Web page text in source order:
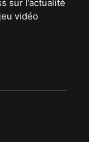
sur l’actualité
vidéo